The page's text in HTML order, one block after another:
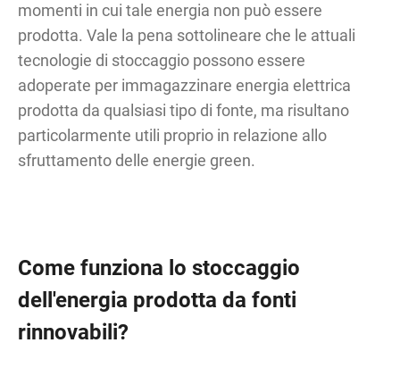
momenti in cui tale energia non può essere
prodotta. Vale la pena sottolineare che le attuali
tecnologie di stoccaggio possono essere
adoperate per immagazzinare energia elettrica
prodotta da qualsiasi tipo di fonte, ma risultano
particolarmente utili proprio in relazione allo
sfruttamento delle energie green.
Come funziona lo stoccaggio
dell'energia prodotta da fonti
rinnovabili?